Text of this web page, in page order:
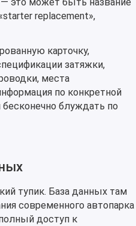
replacement»,
карточку,
затяжки,
места
по конкретной
бесконечно блуждать по
тупик. База данных там
современного автопарка
доступ к